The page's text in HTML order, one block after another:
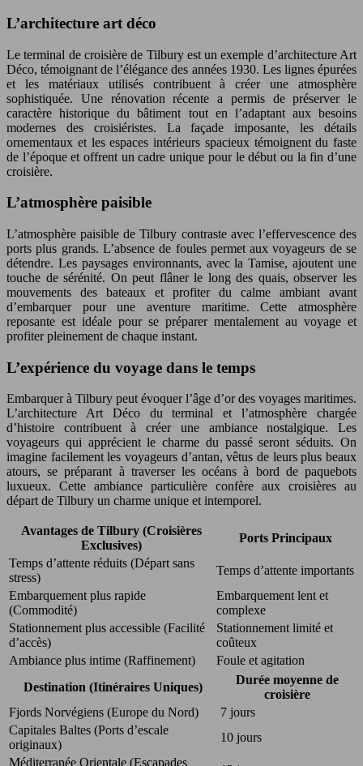
L’architecture art déco
Le terminal de croisière de Tilbury est un exemple d’architecture Art
Déco, témoignant de l’élégance des années 1930. Les lignes épurées
et les matériaux utilisés contribuent à créer une atmosphère
sophistiquée. Une rénovation récente a permis de préserver le
caractère historique du bâtiment tout en l’adaptant aux besoins
modernes des croisiéristes. La façade imposante, les détails
ornementaux et les espaces intérieurs spacieux témoignent du faste
de l’époque et offrent un cadre unique pour le début ou la fin d’une
croisière.
L’atmosphère paisible
L’atmosphère paisible de Tilbury contraste avec l’effervescence des
ports plus grands. L’absence de foules permet aux voyageurs de se
détendre. Les paysages environnants, avec la Tamise, ajoutent une
touche de sérénité. On peut flâner le long des quais, observer les
mouvements des bateaux et profiter du calme ambiant avant
d’embarquer pour une aventure maritime. Cette atmosphère
reposante est idéale pour se préparer mentalement au voyage et
profiter pleinement de chaque instant.
L’expérience du voyage dans le temps
Embarquer à Tilbury peut évoquer l’âge d’or des voyages maritimes.
L’architecture Art Déco du terminal et l’atmosphère chargée
d’histoire contribuent à créer une ambiance nostalgique. Les
voyageurs qui apprécient le charme du passé seront séduits. On
imagine facilement les voyageurs d’antan, vêtus de leurs plus beaux
atours, se préparant à traverser les océans à bord de paquebots
luxueux. Cette ambiance particulière confère aux croisières au
départ de Tilbury un charme unique et intemporel.
Avantages de Tilbury (Croisières
Exclusives)
Ports Principaux
Temps d’attente réduits (Départ sans
stress)
Temps d’attente importants
Embarquement plus rapide
(Commodité)
Embarquement lent et
complexe
Stationnement plus accessible (Facilité
d’accès)
Stationnement limité et
coûteux
Ambiance plus intime (Raffinement)
Foule et agitation
Destination (Itinéraires Uniques)
Durée moyenne de
croisière
Fjords Norvégiens (Europe du Nord)
7 jours
Capitales Baltes (Ports d’escale
originaux)
10 jours
Méditerranée Orientale (Escapades